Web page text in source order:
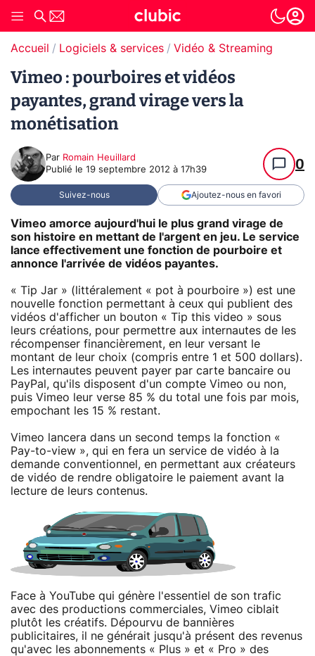
Accueil Logiciels & services Vidéo & Streaming
Vimeo : pourboires et vidéos
payantes, grand virage vers la
monétisation
Par Romain Heuillard
Publié le 19 septembre 2012 à 17h39 0
Suivez-nous Ajoutez-nous en favori
Vimeo amorce aujourd'hui le plus grand virage de
son histoire en mettant de l'argent en jeu. Le service
lance effectivement une fonction de pourboire et
annonce l'arrivée de vidéos payantes.
« Tip Jar » (littéralement « pot à pourboire ») est une
nouvelle fonction permettant à ceux qui publient des
vidéos d'afficher un bouton « Tip this video » sous
leurs créations, pour permettre aux internautes de les
récompenser financièrement, en leur versant le
montant de leur choix (compris entre 1 et 500 dollars).
Les internautes peuvent payer par carte bancaire ou
PayPal, qu'ils disposent d'un compte Vimeo ou non,
puis Vimeo leur verse 85 % du total une fois par mois,
empochant les 15 % restant.
Vimeo lancera dans un second temps la fonction «
Pay-to-view », qui en fera un service de vidéo à la
demande conventionnel, en permettant aux créateurs
de vidéo de rendre obligatoire le paiement avant la
lecture de leurs contenus.
Face à YouTube qui génère l'essentiel de son trafic
avec des productions commerciales, Vimeo ciblait
plutôt les créatifs. Dépourvu de bannières
publicitaires, il ne générait jusqu'à présent des revenus
qu'avec les abonnements « Plus » et « Pro » des